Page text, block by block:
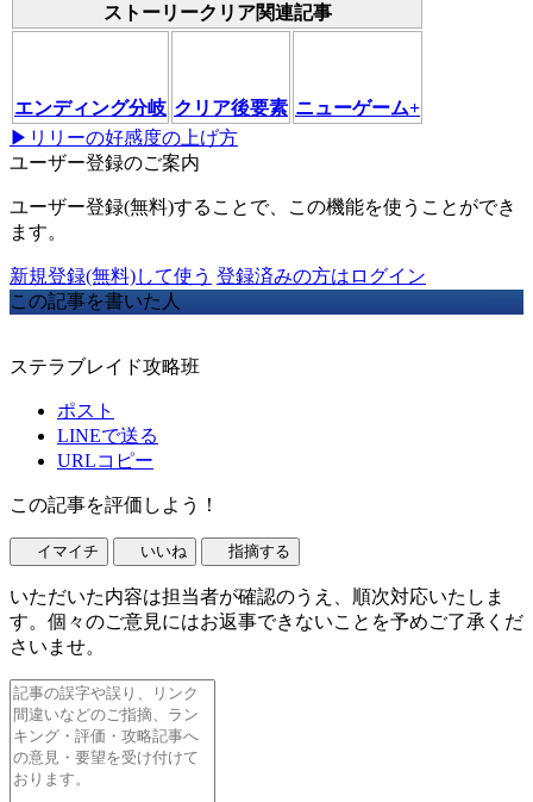
ストーリークリア関連記事
エンディング分岐 クリア後要素 ニューゲーム+
▶リリーの好感度の上げ方
ユーザー登録のご案内
ユーザー登録(無料)することで、この機能を使うことができ
ます。
新規登録(無料)して使う 登録済みの方はログイン
この記事を書いた人
ステラブレイド攻略班
ポスト
LINEで送る
URLコピー
この記事を評価しよう！
イマイチ いいね 指摘する
いただいた内容は担当者が確認のうえ、順次対応いたしま
す。個々のご意見にはお返事できないことを予めご了承くだ
さいませ。